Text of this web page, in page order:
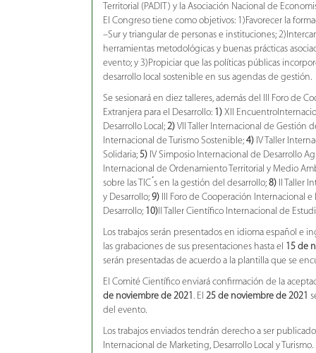
Territorial (PADIT) y la Asociación Nacional de
El Congreso tiene como objetivos: 1)Favorecer la
–Sur y triangular de personas e instituciones;
herramientas metodológicas y buenas prácticas
evento; y 3)Propiciar que las políticas públicas
desarrollo local sostenible en sus agendas de gestión.
Se sesionará en diez talleres, además del III Foro de
Extranjera para el Desarrollo: 1) XII
Desarrollo Local; 2) VII Taller Internacional de Gestión
Internacional de Turismo Sostenible; 4) IV Taller
Solidaria; 5) IV Simposio Internacional de Desarrollo
Internacional de Ordenamiento Territorial y Medio
sobre las TIC ́s en la gestión del desarrollo; 8)
II Taller
y Desarrollo; 9) III Foro de Cooperación Internacional
Desarrollo; 10) II Taller Científico Internacional de
Los trabajos serán presentados en idioma español e
las grabaciones de sus presentaciones hasta el 15 de
serán presentadas de acuerdo a la plantilla que se
El Comité Científico enviará confirmación de la
de noviembre de 2021 . El 25 de noviembre de 2021
del evento.
Los trabajos enviados tendrán derecho a ser
Internacional de Marketing, Desarrollo Local y